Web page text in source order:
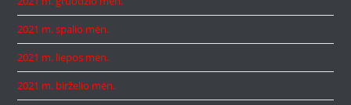
2021 m. spalio mėn.
2021 m. liepos mėn.
2021 m. birželio mėn.